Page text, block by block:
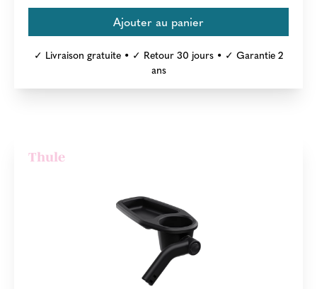
✓ Livraison gratuite • ✓ Retour 30 jours • ✓ Garantie 2
ans
Thule